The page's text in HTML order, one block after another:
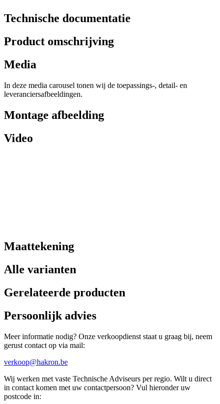
Technische documentatie
Product omschrijving
Media
In deze media carousel tonen wij de toepassings-, detail- en
leveranciersafbeeldingen.
Montage afbeelding
Video
Maattekening
Alle varianten
Gerelateerde producten
Persoonlijk advies
Meer informatie nodig? Onze verkoopdienst staat u graag bij, neem
gerust contact op via mail:
verkoop@hakron.be
Wij werken met vaste Technische Adviseurs per regio. Wilt u direct
in contact komen met uw contactpersoon? Vul hieronder uw
postcode in: